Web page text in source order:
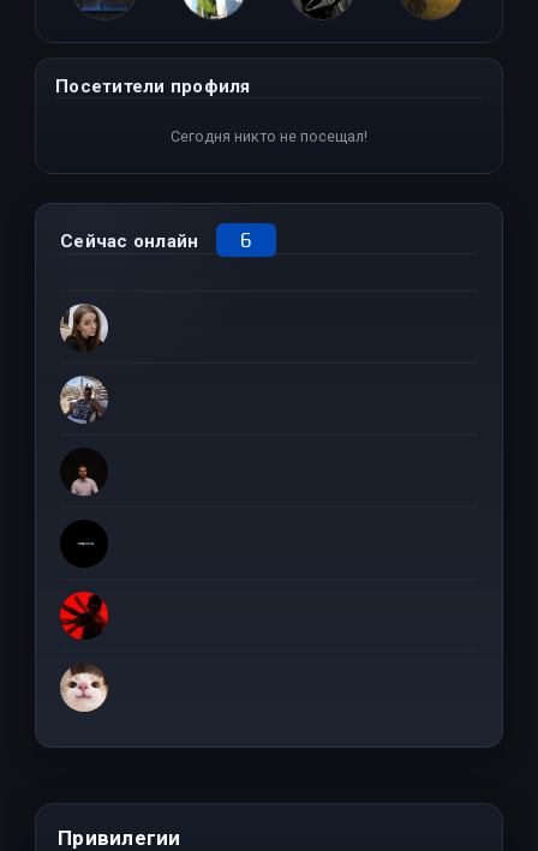
Посетители профиля
Сегодня никто не посещал!
Сейчас онлайн 6
Привилегии